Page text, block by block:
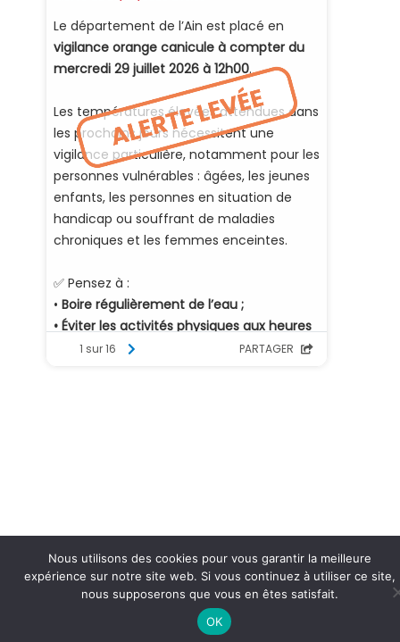
Nous utilisons des cookies pour vous garantir la meilleure
expérience sur notre site web. Si vous continuez à utiliser ce site,
nous supposerons que vous en êtes satisfait.
OK